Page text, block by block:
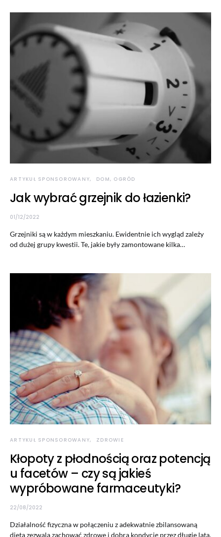
ARTYKUŁ SPONSOROWANY DOM, OGRÓD
Jak wybrać grzejnik do łazienki?
01/12/2022
Grzejniki są w każdym mieszkaniu. Ewidentnie ich wygląd zależy
od dużej grupy kwestii. Te, jakie były zamontowane kilka…
ARTYKUŁ SPONSOROWANY ZDROWIE
Kłopoty z płodnością oraz potencją
u facetów – czy są jakieś
wypróbowane farmaceutyki?
22/08/2022
Działalność fizyczna w połączeniu z adekwatnie zbilansowaną
dietą zezwala zachować zdrowe i dobrą kondycję przez długie lata.